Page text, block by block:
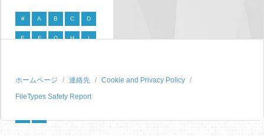
# A B C D
E F G H I
P Q R S
T U V W X
ホームページ 連絡先
Cookie and Privacy Policy
FileTypes Safety Report